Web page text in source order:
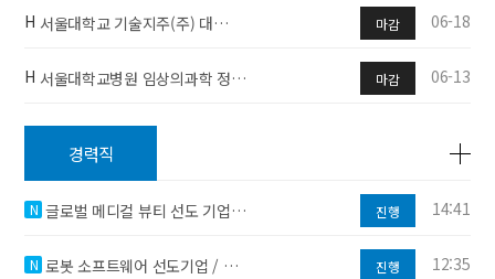
H 서울대학교 기술지주(주) 대… 마감 06-18
H 서울대학교병원 임상의과학 정… 마감 06-13
경력직
N 글로벌 메디컬 뷰티 선도 기업… 진행 14:41
N 로봇 소프트웨어 선도기업 / … 진행 12:35